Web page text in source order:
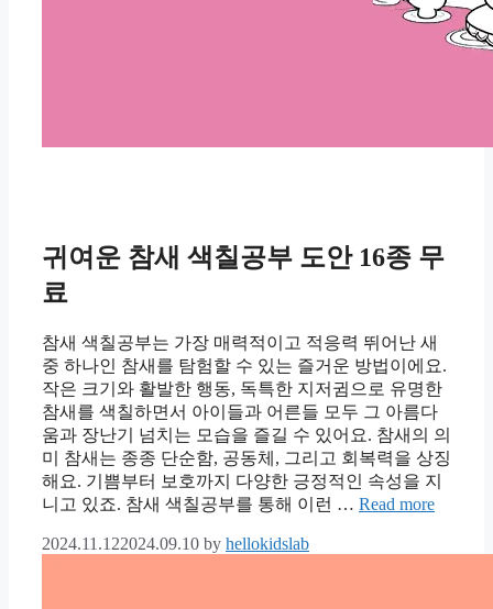
귀여운 참새 색칠공부 도안 16종 무
료
참새 색칠공부는 가장 매력적이고 적응력 뛰어난 새
중 하나인 참새를 탐험할 수 있는 즐거운 방법이에요.
작은 크기와 활발한 행동, 독특한 지저귐으로 유명한
참새를 색칠하면서 아이들과 어른들 모두 그 아름다
움과 장난기 넘치는 모습을 즐길 수 있어요. 참새의 의
미 참새는 종종 단순함, 공동체, 그리고 회복력을 상징
해요. 기쁨부터 보호까지 다양한 긍정적인 속성을 지
니고 있죠. 참새 색칠공부를 통해 이런 … Read more
2024.11.122024.09.10 by hellokidslab